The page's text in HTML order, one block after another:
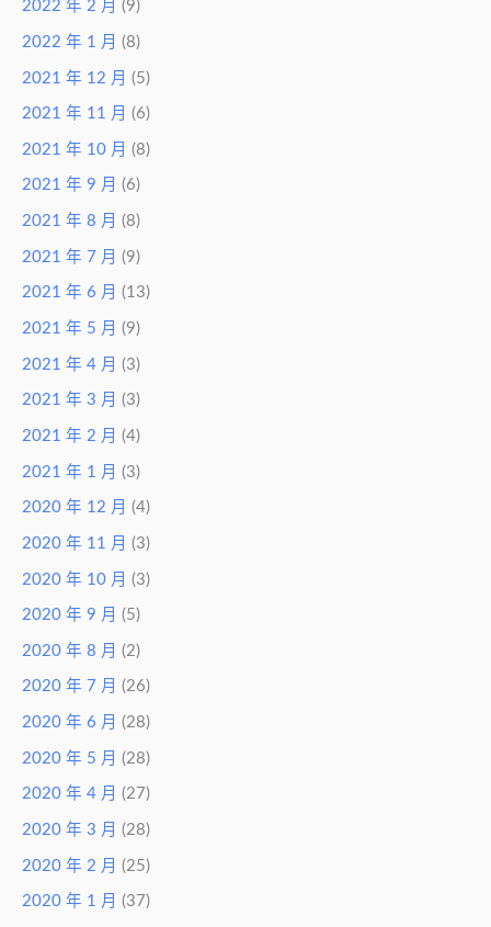
2022 年 2 月 (9)
2022 年 1 月 (8)
2021 年 12 月 (5)
2021 年 11 月 (6)
2021 年 10 月 (8)
2021 年 9 月 (6)
2021 年 8 月 (8)
2021 年 7 月 (9)
2021 年 6 月 (13)
2021 年 5 月 (9)
2021 年 4 月 (3)
2021 年 3 月 (3)
2021 年 2 月 (4)
2021 年 1 月 (3)
2020 年 12 月 (4)
2020 年 11 月 (3)
2020 年 10 月 (3)
2020 年 9 月 (5)
2020 年 8 月 (2)
2020 年 7 月 (26)
2020 年 6 月 (28)
2020 年 5 月 (28)
2020 年 4 月 (27)
2020 年 3 月 (28)
2020 年 2 月 (25)
2020 年 1 月 (37)